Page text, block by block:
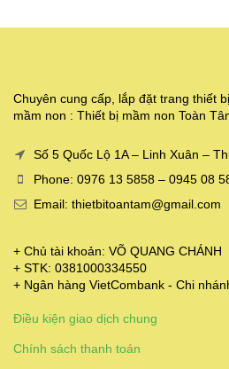
Chuyên cung cấp, lắp đặt trang thiết
mầm non : Thiết bị mầm non Toàn
Số 5 Quốc Lộ 1A – Linh Xuân –
Phone: 0976 13 5858 – 0945 08
Email: thietbitoantam@gmail.com
+ Chủ tài khoản: VÕ QUANG CHÁNH
+ STK: 0381000334550
+ Ngân hàng VietCombank - Chi
Điều kiện giao dịch chung
Chính sách thanh toán